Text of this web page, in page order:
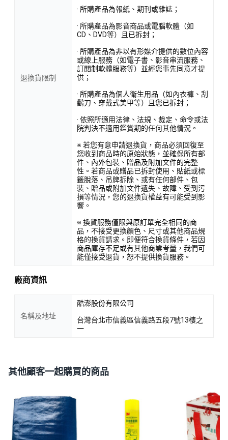
退換貨限制
· 所購產品為報紙、期刊或雜誌；
· 所購產品為影音商品或電腦軟體（如
CD、DVD等）且已拆封；
· 所購產品為非以有形媒介提供的數位內容
或線上服務（如電子書、影音串流服務、
訂閱制軟體服務等）並經您事先同意才提
供；
· 所購產品為個人衛生用品（如內衣褲、刮
鬍刀、穿戴式美甲等）且您已拆封；
· 依照所適用法律、法規、裁定、命令或法
院判決不適用鑑賞期的任何其他情況。
※ 若您有意申請退換貨，商品必須回復至
您收到商品時的原始狀態，並確保所有部
件、內外包裝、贈品及附加文件的完整
性。若商品或贈品已拆封使用、貼紙或標
籤脫落、吊牌拆除、或有任何部件、包
裝、贈品或附加文件遺失、故障、受到污
損等情況，您的退換貨權益有可能受到影
響。
※ 換貨服務僅限與原訂單完全相同的商
品，不接受更換顏色、尺寸或其他商品規
格的換貨請求。即便符合換貨條件，若因
商品庫存不足或有其他商業考量，我們可
能僅接受退貨，恕不提供換貨服務。
廠商資訊
名稱及地址
酷澎股份有限公司
台灣台北市信義區信義路五段7號13樓之
一
其他顧客一起購買的商品